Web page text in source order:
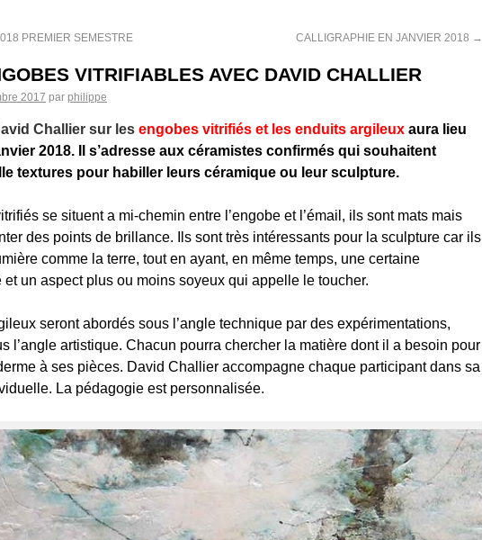
PREMIER SEMESTRE CALLIGRAPHIE EN JANVIER 2018 →
VITRIFIABLES AVEC DAVID CHALLIER
2017 par philippe
Challier sur les engobes vitrifiés et les enduits argileux aura lieu
2018. Il s’adresse aux céramistes confirmés qui souhaitent
textures pour habiller leurs céramique ou leur sculpture.
se situent a mi-chemin entre l’engobe et l’émail, ils sont mats mais
des points de brillance. Ils sont très intéressants pour la sculpture car ils
comme la terre, tout en ayant, en même temps, une certaine
et un aspect plus ou moins soyeux qui appelle le toucher.
seront abordés sous l’angle technique par des expérimentations,
l’angle artistique. Chacun pourra chercher la matière dont il a besoin pour
à ses pièces. David Challier accompagne chaque participant dans sa
La pédagogie est personnalisée.